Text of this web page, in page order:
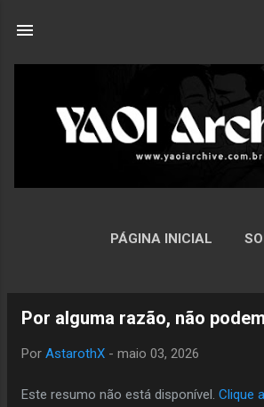
PÁGINA INICIAL
Por alguma razão, não
Por AstarothX - maio 03, 2026
Este resumo não está disponível. Clique